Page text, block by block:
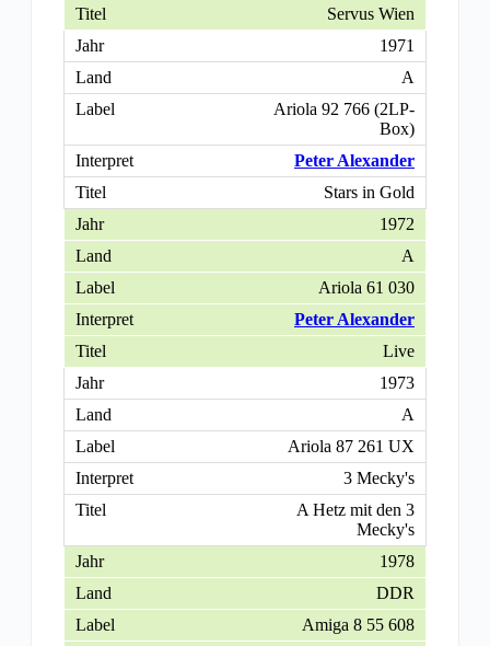
Servus Wien
1971
A
Ariola 92 766 (2LP-
Box)
Peter Alexander
Stars in Gold
1972
A
Ariola 61 030
Peter Alexander
Live
1973
A
Ariola 87 261 UX
3 Mecky's
A Hetz mit den 3
Mecky's
1978
DDR
Amiga 8 55 608